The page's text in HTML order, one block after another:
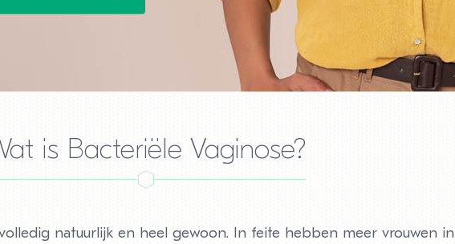
is Bacteriële Vaginose?
natuurlijk en heel gewoon. In feite hebben meer vrouwen in